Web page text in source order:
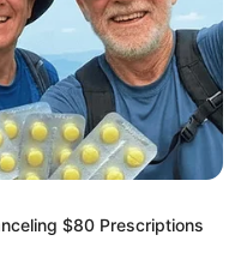
$80 Prescriptions